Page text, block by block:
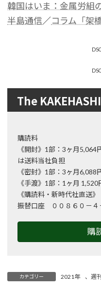
韓国はいま：金属労組
半島通信／コラム「架橋
The KAKEHASHI
購読料
《開封》1部：3ヶ月
は送料当社負担
《密封》1部：3ヶ月6,088
《手渡》1部：1ヶ月
《購読料・新時代社直送》
振替口座 ００８６０－
購
カテゴリー 2021年 、 週